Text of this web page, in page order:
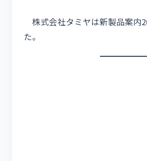
株式会社タミヤは新製品案内
た。